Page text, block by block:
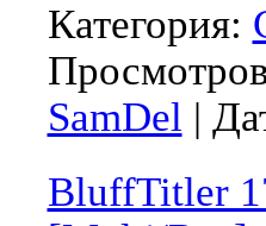
Категория:
SamDel |
BluffTitler